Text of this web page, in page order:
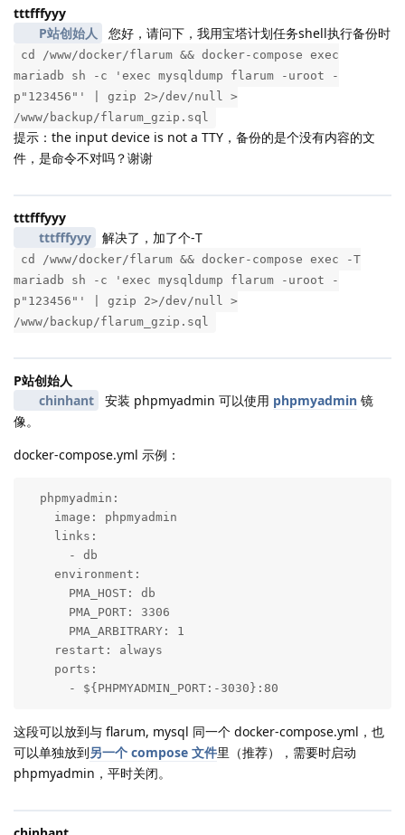
tttfffyyy
P站创始人
您好，请问下，我用宝塔计划任务shell执行备份时
cd /www/docker/flarum && docker-compose exec
mariadb sh -c 'exec mysqldump flarum -uroot -
p"123456"' | gzip 2>/dev/null >
/www/backup/flarum_gzip.sql
提示：the input device is not a TTY，备份的是个没有内容的文
件，是命令不对吗？谢谢
tttfffyyy
tttfffyyy
解决了，加了个-T
cd /www/docker/flarum && docker-compose exec -T
mariadb sh -c 'exec mysqldump flarum -uroot -
p"123456"' | gzip 2>/dev/null >
/www/backup/flarum_gzip.sql
P站创始人
chinhant
安装 phpmyadmin 可以使用 phpmyadmin镜
像。
docker-compose.yml 示例：
  phpmyadmin:
    image: phpmyadmin
    links:
      - db
    environment:
      PMA_HOST: db
      PMA_PORT: 3306
      PMA_ARBITRARY: 1
    restart: always
    ports:
      - ${PHPMYADMIN_PORT:-3030}:80
这段可以放到与 flarum, mysql 同一个 docker-compose.yml，也
可以单独放到另一个 compose 文件里（推荐），需要时启动
phpmyadmin，平时关闭。